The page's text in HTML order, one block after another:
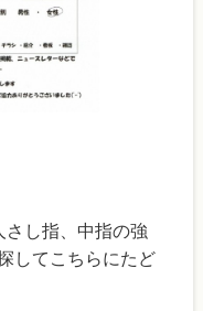
し指、中指の強
してこちらにたど